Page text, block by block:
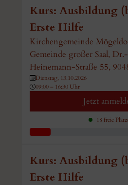
Dienstag, 13.10.2026
09:00 – 16:30 Uhr
Kurs: Ausbildung
Erste Hilfe
Kirchengemeinde
Gemeinde großer Saal,
Heinemann-Straße 55,
Jetzt
18 freie
Kurs: Ausbildung
Erste Hilfe